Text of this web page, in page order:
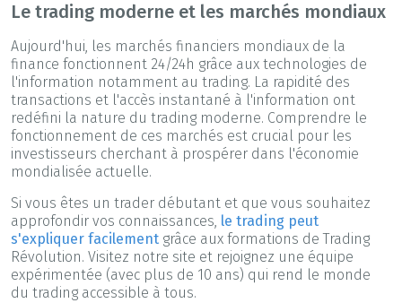
Le trading moderne et les marchés mondiaux
Aujourd'hui, les marchés financiers mondiaux de la
finance fonctionnent 24/24h grâce aux technologies de
l'information notamment au trading. La rapidité des
transactions et l'accès instantané à l'information ont
redéfini la nature du trading moderne. Comprendre le
fonctionnement de ces marchés est crucial pour les
investisseurs cherchant à prospérer dans l'économie
mondialisée actuelle.
Si vous êtes un trader débutant et que vous souhaitez
approfondir vos connaissances, le trading peut
s'expliquer facilement grâce aux formations de Trading
Révolution. Visitez notre site et rejoignez une équipe
expérimentée (avec plus de 10 ans) qui rend le monde
du trading accessible à tous.